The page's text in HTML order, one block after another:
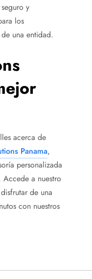
y
los
una entidad.
acerca de
Panama,
personalizada
Accede a nuestro
de una
con nuestros